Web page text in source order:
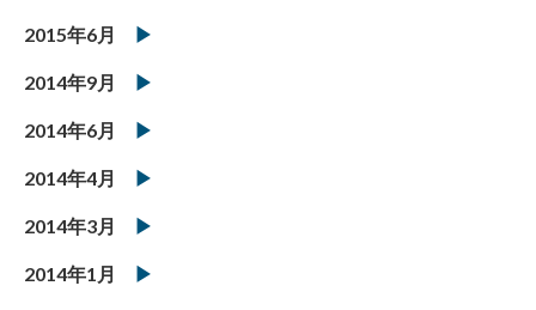
2015年6月
2014年9月
2014年6月
2014年4月
2014年3月
2014年1月